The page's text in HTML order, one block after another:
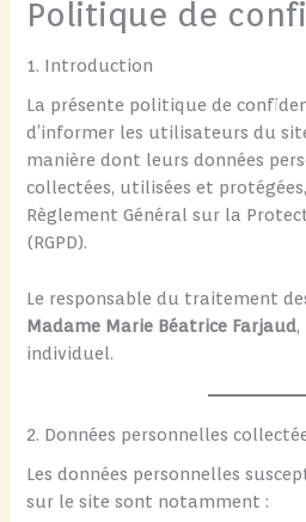
Politique de
1. Introduction
La présente politique de
d’informer les utilisateurs du
manière dont leurs données
collectées, utilisées et
Règlement Général sur la
(RGPD).
Le responsable du traitement
Madame Marie Béatrice Farjaud,
individuel.
2. Données personnelles
Les données personnelles
sur le site sont notamment :